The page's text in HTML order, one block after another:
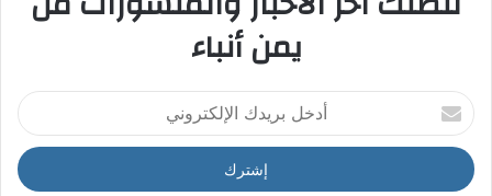
يمن أنباء
أ
د
خ
ل